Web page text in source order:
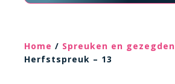
Home / Spreuken en gezegden
Herfstspreuk – 13